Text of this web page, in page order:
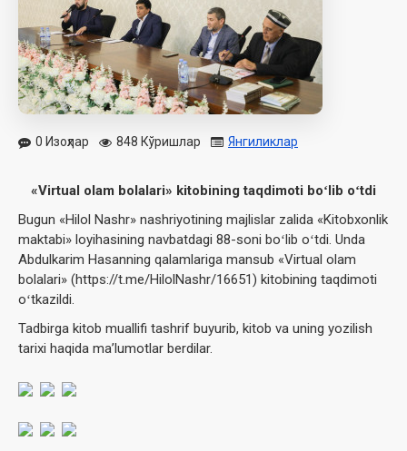
0 Изоҳлар 848 Кўришлар Янгиликлар
«Virtual olam bolalari» kitobining taqdimoti boʻlib oʻtdi
Bugun «Hilol Nashr» nashriyotining majlislar zalida «Kitobxonlik
maktabi» loyihasining navbatdagi 88-soni boʻlib oʻtdi. Unda
Abdulkarim Hasanning qalamlariga mansub «Virtual olam
bolalari» (https://t.me/HilolNashr/16651) kitobining taqdimoti
oʻtkazildi.
Tadbirga kitob muallifi tashrif buyurib, kitob va uning yozilish
tarixi haqida maʼlumotlar berdilar.